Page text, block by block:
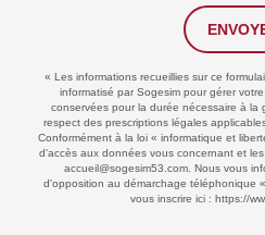
« Les informations recueillies sur ce
informatisé par Sogesim pour gérer
conservées pour la durée nécessaire à la
respect des prescriptions légales
Conformément à la loi « informatique et
d'accès aux données vous concernant et
accueil@sogesim53.com. Nous vous
d'opposition au démarchage téléphonique
vous inscrire ici : https://